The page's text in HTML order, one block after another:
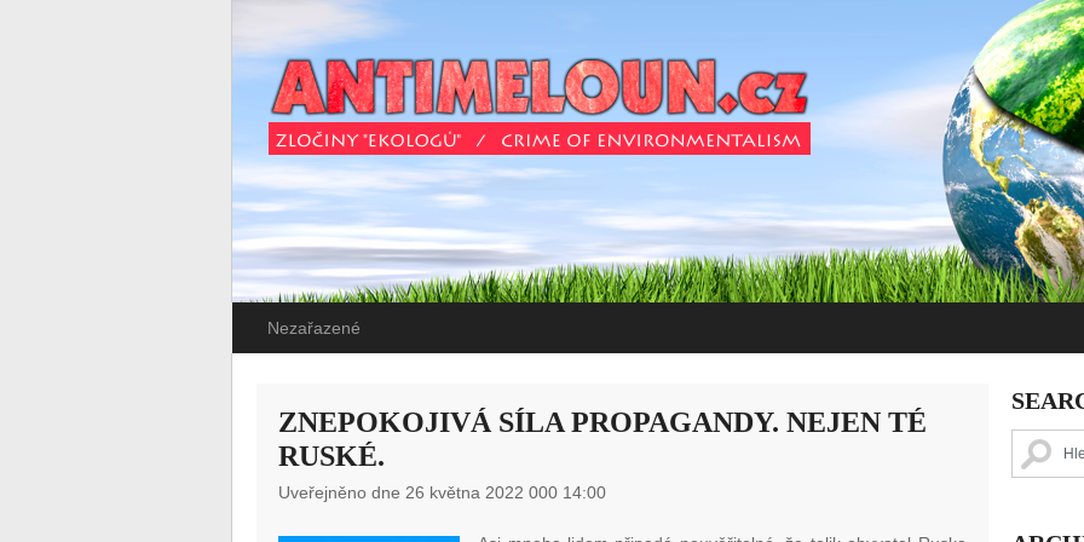
Nezařazené
ZNEPOKOJIVÁ SÍLA PROPAGANDY. NEJEN TÉ
RUSKÉ.
Uveřejněno dne 26 května 2022 000 14:00